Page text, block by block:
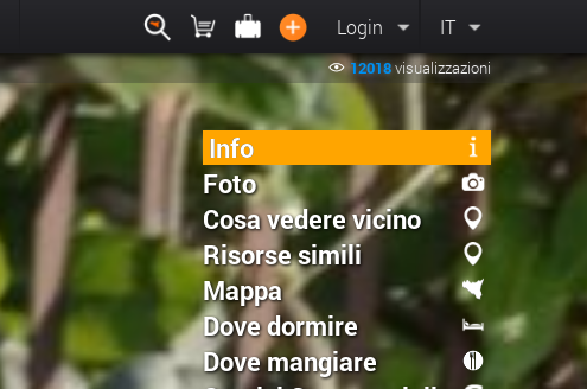
Login IT
12018visualizzazioni
Info
Foto
Cosa vedere vicino
Risorse simili
Mappa
Dove dormire
Dove mangiare